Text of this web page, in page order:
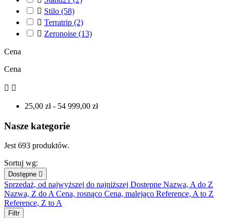
 Stilo (58)
 Terratrip (2)
 Zeronoise (13)
Cena
Cena
 
25,00 zł - 54 999,00 zł
Nasze kategorie
Jest 693 produktów.
Sortuj wg:
Dostępne 
Sprzedaż, od najwyższej do najniższej Dostępne Nazwa, A do Z
Nazwa, Z do ACena, rosnąco Cena, malejąco Reference, A to Z
Reference, Z to A
Filtr